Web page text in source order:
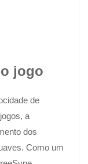
jogo
de
a
dos
Como um